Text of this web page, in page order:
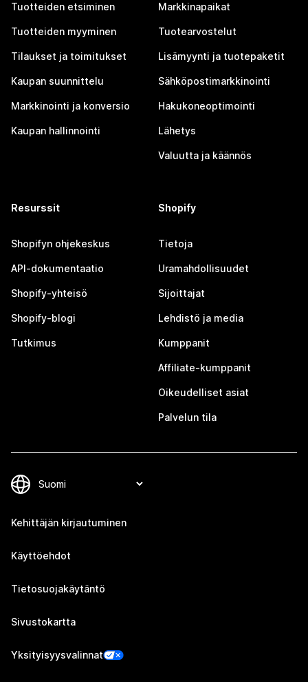
Tuotteiden etsiminen
Tuotteiden myyminen
Tilaukset ja toimitukset
Kaupan suunnittelu
Markkinointi ja konversio
Kaupan hallinnointi
Markkinapaikat
Tuotearvostelut
Lisämyynti ja tuotepaketit
Sähköpostimarkkinointi
Hakukoneoptimointi
Lähetys
Valuutta ja käännös
Resurssit
Shopifyn ohjekeskus
API-dokumentaatio
Shopify-yhteisö
Shopify-blogi
Tutkimus
Shopify
Tietoja
Uramahdollisuudet
Sijoittajat
Lehdistö ja media
Kumppanit
Affiliate-kumppanit
Oikeudelliset asiat
Palvelun tila
Kehittäjän kirjautuminen
Käyttöehdot
Tietosuojakäytäntö
Sivustokartta
Yksityisyysvalinnat